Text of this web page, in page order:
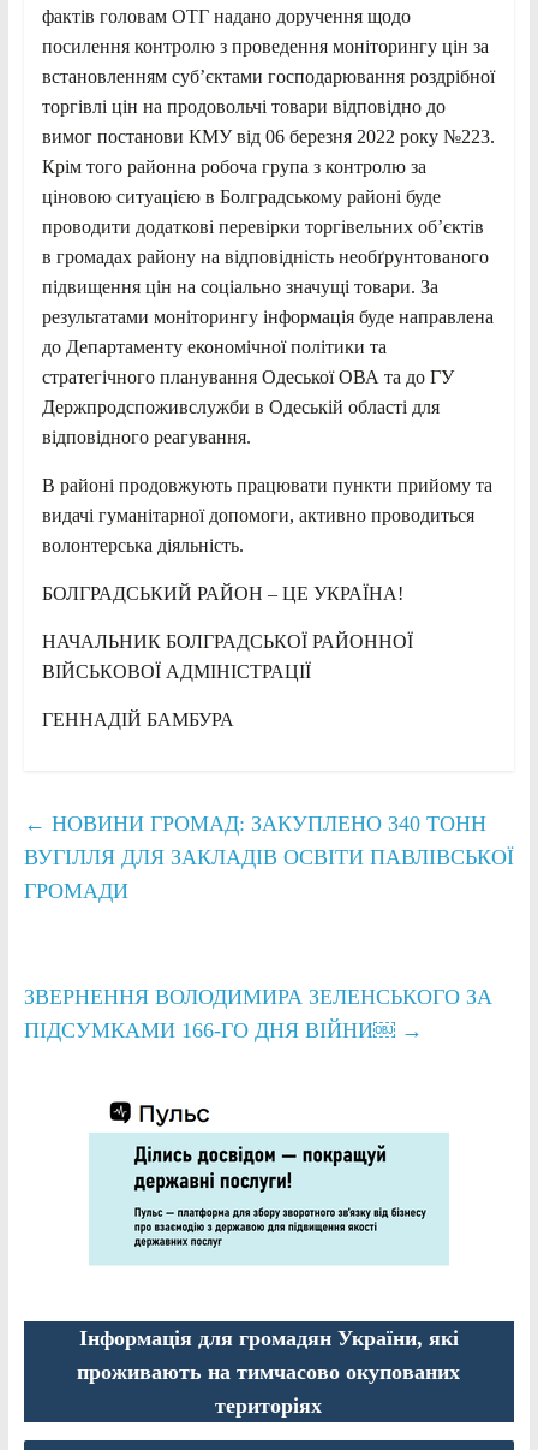
фактів головам ОТГ надано доручення щодо
посилення контролю з проведення моніторингу цін за
встановленням суб’єктами господарювання роздрібної
торгівлі цін на продовольчі товари відповідно до
вимог постанови КМУ від 06 березня 2022 року №223.
Крім того районна робоча група з контролю за
ціновою ситуацією в Болградському районі буде
проводити додаткові перевірки торгівельних об’єктів
в громадах району на відповідність необґрунтованого
підвищення цін на соціально значущі товари. За
результатами моніторингу інформація буде направлена
до Департаменту економічної політики та
стратегічного планування Одеської ОВА та до ГУ
Держпродспоживслужби в Одеській області для
відповідного реагування.
В районі продовжують працювати пункти прийому та
видачі гуманітарної допомоги, активно проводиться
волонтерська діяльність.
БОЛГРАДСЬКИЙ РАЙОН – ЦЕ УКРАЇНА!
НАЧАЛЬНИК БОЛГРАДСЬКОЇ РАЙОННОЇ
ВІЙСЬКОВОЇ АДМІНІСТРАЦІЇ
ГЕННАДІЙ БАМБУРА
← НОВИНИ ГРОМАД: ЗАКУПЛЕНО 340 ТОНН
ВУГІЛЛЯ ДЛЯ ЗАКЛАДІВ ОСВІТИ ПАВЛІВСЬКОЇ
ГРОМАДИ
ЗВЕРНЕННЯ ВОЛОДИМИРА ЗЕЛЕНСЬКОГО ЗА
ПІДСУМКАМИ 166-ГО ДНЯ ВІЙНИ￼ →
Інформація для громадян України, які
проживають на тимчасово окупованих
територіях